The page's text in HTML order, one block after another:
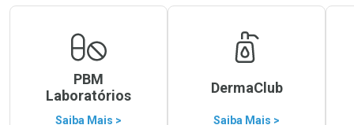
PBM
Laboratórios
Saiba Mais >
DermaClub
Saiba Mais >